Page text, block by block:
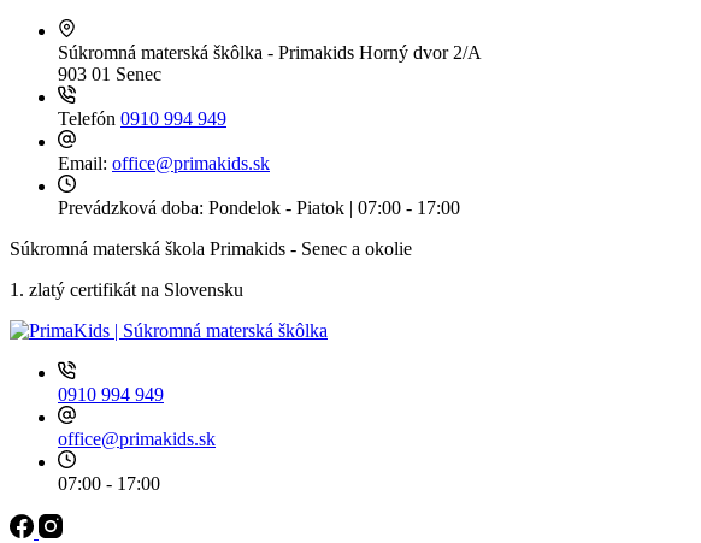
Súkromná materská škôlka - Primakids Horný dvor 2/A
903 01 Senec
Telefón 0910 994 949
Email: office@primakids.sk
Prevádzková doba: Pondelok - Piatok | 07:00 - 17:00
Súkromná materská škola Primakids - Senec a okolie
1. zlatý certifikát na Slovensku
0910 994 949
office@primakids.sk
07:00 - 17:00